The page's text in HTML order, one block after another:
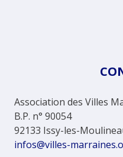
Association des Villes
B.P. n° 90054
92133 Issy-les-
infos@villes-